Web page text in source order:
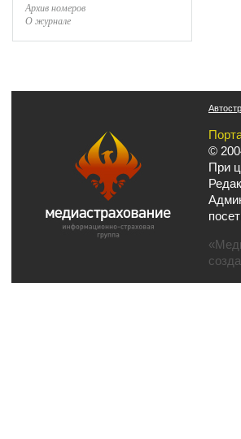
Архив номеров
О журнале
©
При